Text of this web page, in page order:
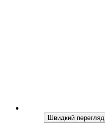
Швидкий перегляд